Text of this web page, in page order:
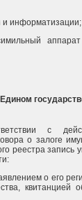
и информатизации;
аппарат
с
о залоге
реестра запись
о его
квитанцией